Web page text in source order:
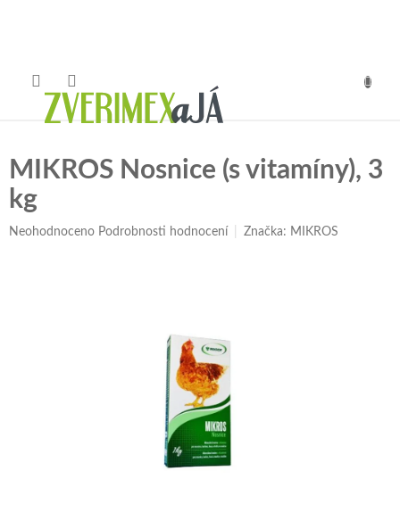
MIKROS Nosnice (s vitamíny), 3
kg
Průměrné
Neohodnoceno Podrobnosti hodnocení Značka: MIKROS